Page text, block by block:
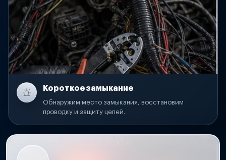
Короткое замыкание
Обнаружим место замыкания, восстановим
проводку и защиту цепей.